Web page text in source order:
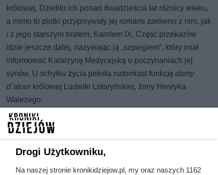
królowej. Dzieliło ich ponad dwadzieścia lat różnicy wieku,
a mimo to plotki przypisywały jej romans zarówno z nim, jak
i z jego starszym bratem, Karolem IX. Część przekazów
idzie jeszcze dalej, nazywając ją „szpiegiem”, który miał
informować Katarzynę Medycejską o poczynaniach jej
synów. U schyłku życia pełniła natomiast funkcjędamy
d`atourkrólowej Ludwiki Lotaryńskiej, żony Henryka
Walezego.
Ludwikę de La Béreaudière du Rouhet podejrzewano o
wiele związków – nie ograniczających się jedynie do
Michała de Montaigne oraz Roberta de Combault.
Najsilniejsze i najdłuższe uczucie miało jednak łączyć ją z
Drogi Użytkowniku,
Na naszej stronie kronikidziejow.pl, my oraz naszych 1162